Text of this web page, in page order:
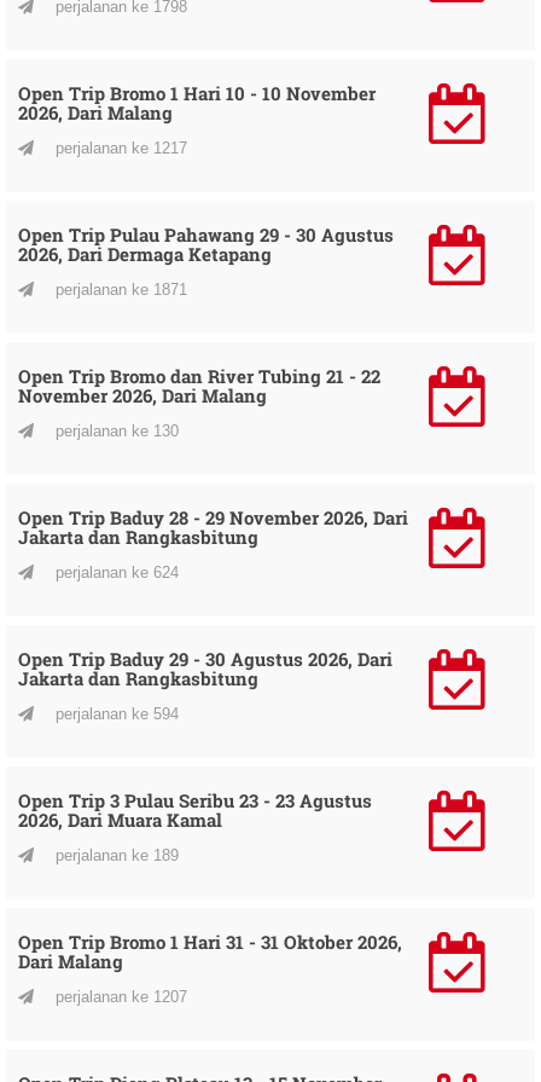
perjalanan ke 1798
Open Trip Bromo 1 Hari 10 - 10 November
2026, Dari Malang
perjalanan ke 1217
Open Trip Pulau Pahawang 29 - 30 Agustus
2026, Dari Dermaga Ketapang
perjalanan ke 1871
Open Trip Bromo dan River Tubing 21 - 22
November 2026, Dari Malang
perjalanan ke 130
Open Trip Baduy 28 - 29 November 2026, Dari
Jakarta dan Rangkasbitung
perjalanan ke 624
Open Trip Baduy 29 - 30 Agustus 2026, Dari
Jakarta dan Rangkasbitung
perjalanan ke 594
Open Trip 3 Pulau Seribu 23 - 23 Agustus
2026, Dari Muara Kamal
perjalanan ke 189
Open Trip Bromo 1 Hari 31 - 31 Oktober 2026,
Dari Malang
perjalanan ke 1207